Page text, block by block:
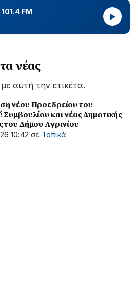
FM
▶
νέας
αυτή την ετικέτα.
νέου Προεδρείου του
Συμβουλίου και νέας Δημοτικής
του Δήμου Αγρινίου
10:42 σε Τοπικά